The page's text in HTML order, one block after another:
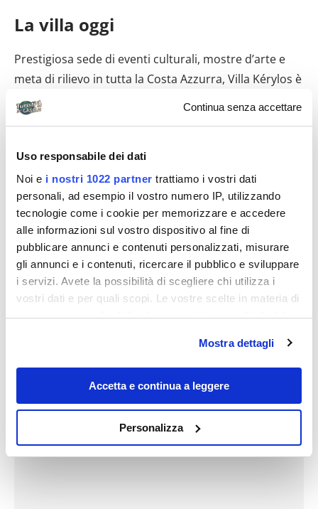
Continua senza accettare
Uso responsabile dei dati
Noi e i nostri 1022 partner trattiamo i vostri dati
personali, ad esempio il vostro numero IP, utilizzando
tecnologie come i cookie per memorizzare e accedere
alle informazioni sul vostro dispositivo al fine di
pubblicare annunci e contenuti personalizzati, misurare
gli annunci e i contenuti, ricercare il pubblico e sviluppare
i servizi. Avete la possibilità di scegliere chi utilizza i
vostri dati e per quali scopi. Le vostre scelte in materia di
privacy sono applicabili solo su questa proprietà digitale
modificare o revocare il proprio consenso in qualsiasi
momento dalla Dichiarazione sui cookie o facendo clic
sull'icona di attivazione della privacy.
raccogliere informazioni sulla tua posizione
geografica, con un'approssimazione di qualche
Mostra dettagli
Accetta e continua a leggere
Personalizza
La villa oggi
Prestigiosa sede di eventi culturali, mostre d’arte e
meta di rilievo in tutta la Costa Azzurra, Villa Kérylos è
regolarmente
l’anno, con i seguenti orari di apertura:
aprile, dalle 10 alle 17. La villa è chiusa il 1° gennaio,
1° maggio, 1° e 11 novembre e il 25 dicembre.
Ilbiglietto d’ingressoè di 13 euro, ridotto a 11,50 per
chi viaggia con intercity SNCF o TVG Inoui da/per
Nizza. Esistono biglietti cumulativi per l’accesso
alTrophée d’Auguste à la Turbie e alla
Villa Ephrussi
de Rothschild . Per maggiori informazioni e
prenotazioni è possibile visitare il sito
villakerylos.fr.